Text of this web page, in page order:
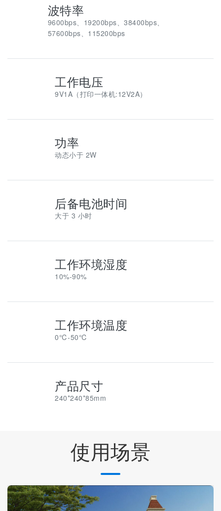
波特率
9600bps、19200bps、38400bps、
57600bps、115200bps
工作电压
9V1A（打印一体机:12V2A）
功率
动态小于 2W
后备电池时间
大于 3 小时
工作环境湿度
10%-90%
工作环境温度
0℃-50℃
产品尺寸
240*240*85mm
使用场景